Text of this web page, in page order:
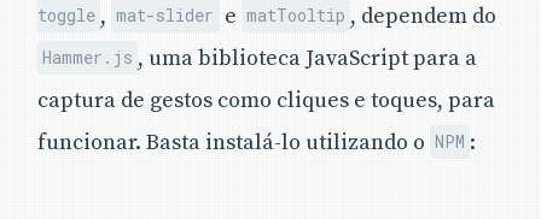
toggle , mat-slider e matTooltip , dependem do
Hammer.js , uma biblioteca JavaScript para a
captura de gestos como cliques e toques, para
funcionar. Basta instalá-lo utilizando o NPM :